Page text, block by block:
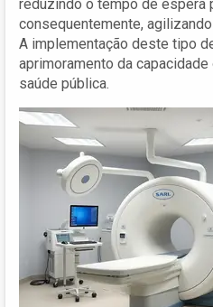
reduzindo o tempo de espera
consequentemente,
A implementação deste tipo
aprimoramento da
saúde pública.